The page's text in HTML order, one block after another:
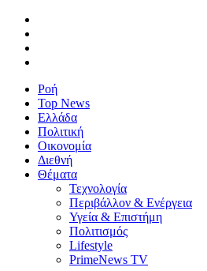
Ροή
Top News
Ελλάδα
Πολιτική
Οικονομία
Διεθνή
Θέματα
Τεχνολογία
Περιβάλλον & Ενέργεια
Υγεία & Επιστήμη
Πολιτισμός
Lifestyle
PrimeNews TV